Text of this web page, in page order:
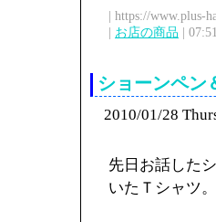
| https://www.plus-
| お店の商品 |
ショーンペン
2010/01/28
先日お話した
いたＴシャツ